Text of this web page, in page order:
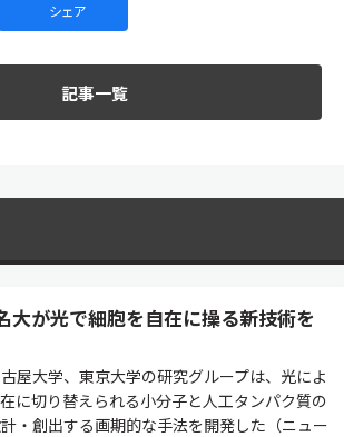
シェア
記事一覧
大が光で細胞を自在に操る新技術を
屋大学、東京大学の研究グループは、光によ
に切り替えられる小分子と人工タンパク質の
・創出する画期的な手法を開発した（ニュー